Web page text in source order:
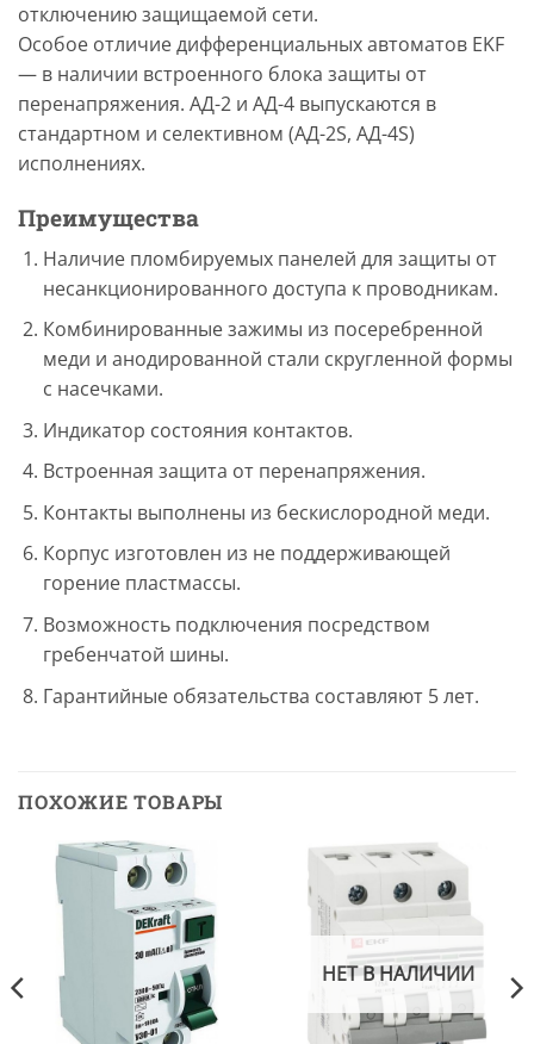
отключению защищаемой сети.
Особое отличие дифференциальных автоматов EKF
— в наличии встроенного блока защиты от
перенапряжения. АД-2 и АД-4 выпускаются в
стандартном и селективном (АД-2S, АД-4S)
исполнениях.
Преимущества
Наличие пломбируемых панелей для защиты от
несанкционированного доступа к проводникам.
Комбинированные зажимы из посеребренной
меди и анодированной стали скругленной формы
с насечками.
Индикатор состояния контактов.
Встроенная защита от перенапряжения.
Контакты выполнены из бескислородной меди.
Корпус изготовлен из не поддерживающей
горение пластмассы.
Возможность подключения посредством
гребенчатой шины.
Гарантийные обязательства составляют 5 лет.
ПОХОЖИЕ ТОВАРЫ
НЕТ В НАЛИЧИИ